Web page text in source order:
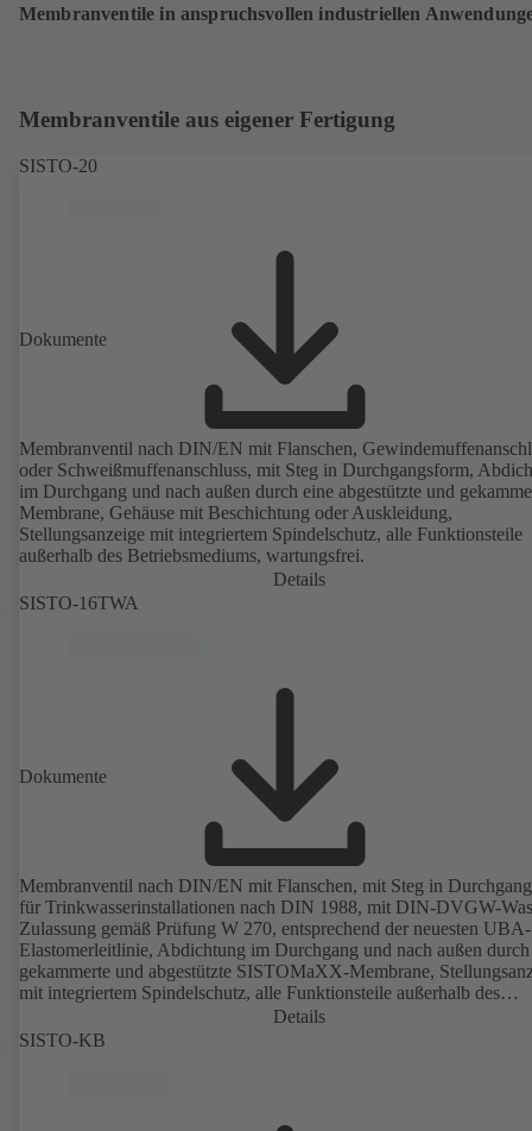
Membranventile in anspruchsvollen industriellen
Membranventile aus eigener Fertigung
SISTO-20
Dokumente
Membranventil nach DIN/EN mit Flanschen,
oder Schweißmuffenanschluss, mit Steg in Durchgangsform,
im Durchgang und nach außen durch eine abgestützte und
Membrane, Gehäuse mit Beschichtung oder Auskleidung,
Stellungsanzeige mit integriertem Spindelschutz, alle Funktionsteile
außerhalb des Betriebsmediums, wartungsfrei.
Details
SISTO-16TWA
Dokumente
Membranventil nach DIN/EN mit Flanschen, mit Steg in
für Trinkwasserinstallationen nach DIN 1988, mit DIN-DVGW-
Zulassung gemäß Prüfung W 270, entsprechend der neuesten UBA-
Elastomerleitlinie, Abdichtung im Durchgang und nach außen
gekammerte und abgestützte SISTOMaXX-Membrane,
mit integriertem Spindelschutz, alle Funktionsteile außerhalb des
Details
SISTO-KB